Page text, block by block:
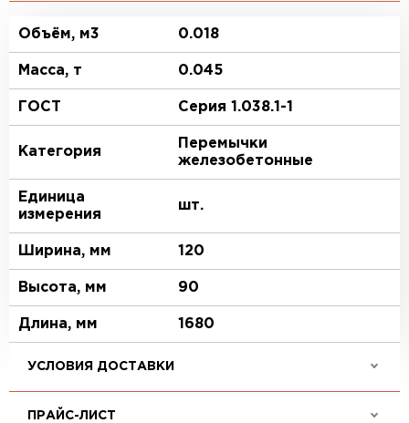
Объём, м3 0.018
Масса, т 0.045
ГОСТ Серия 1.038.1-1
Категория
Перемычки
железобетонные
Единица
измерения
шт.
Ширина, мм 120
Высота, мм 90
Длина, мм 1680
УСЛОВИЯ ДОСТАВКИ
ПРАЙС-ЛИСТ